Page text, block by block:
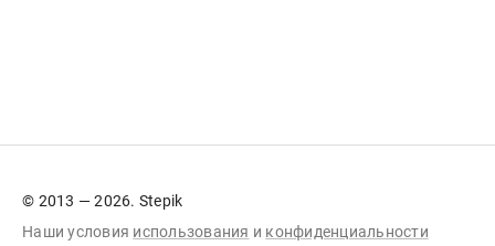
© 2013 — 2026. Stepik
Наши условия использования и конфиденциальности